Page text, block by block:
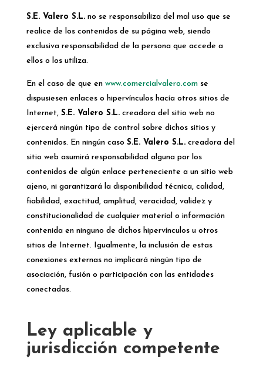
S.E. Valero S.L.no se responsabiliza del mal uso que se
realice de los contenidos de su página web, siendo
exclusiva responsabilidad de la persona que accede a
ellos o los utiliza.
En el caso de que en www.comercialvalero.comse
dispusiesen enlaces o hipervínculos hacía otros sitios de
Internet, S.E. Valero S.L.creadora del sitio web no
ejercerá ningún tipo de control sobre dichos sitios y
contenidos. En ningún caso S.E. Valero S.L.creadora del
sitio web asumirá responsabilidad alguna por los
contenidos de algún enlace perteneciente a un sitio web
ajeno, ni garantizará la disponibilidad técnica, calidad,
fiabilidad, exactitud, amplitud, veracidad, validez y
constitucionalidad de cualquier material o información
contenida en ninguno de dichos hipervínculos u otros
sitios de Internet. Igualmente, la inclusión de estas
conexiones externas no implicará ningún tipo de
asociación, fusión o participación con las entidades
conectadas.
Ley aplicable y
jurisdicción competente